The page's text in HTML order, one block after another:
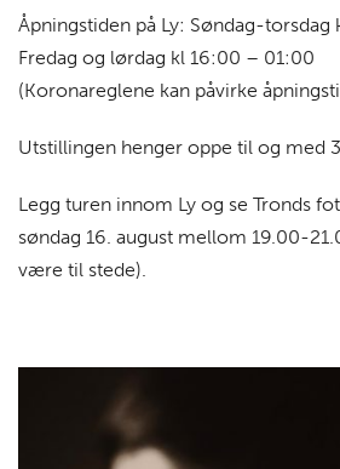
Åpningstiden på Ly: Søndag-
Fredag og lørdag kl 16:00 – 01:00
(Koronareglene kan påvirke
Utstillingen henger oppe til og med
Legg turen innom Ly og se Tronds
søndag 16. august mellom 19.00-
være til stede).